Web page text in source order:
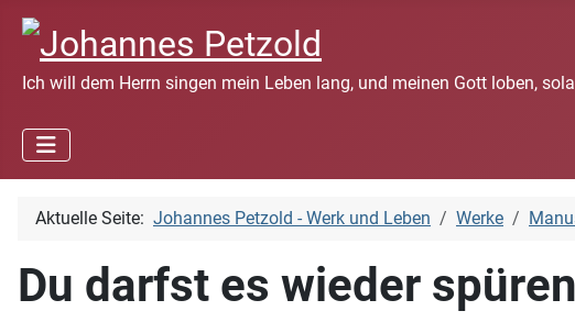
Ich will dem Herrn singen mein Leben lang, und meinen Gott loben,
Aktuelle Seite: Johannes Petzold - Werk und Leben Werke
Du darfst es wieder